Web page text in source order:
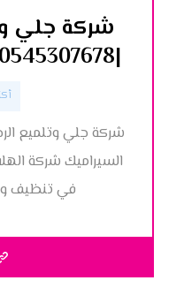
شركة جلي
|0545307678| تلميع السيراميك
السيراميك شركة
في تنظيف